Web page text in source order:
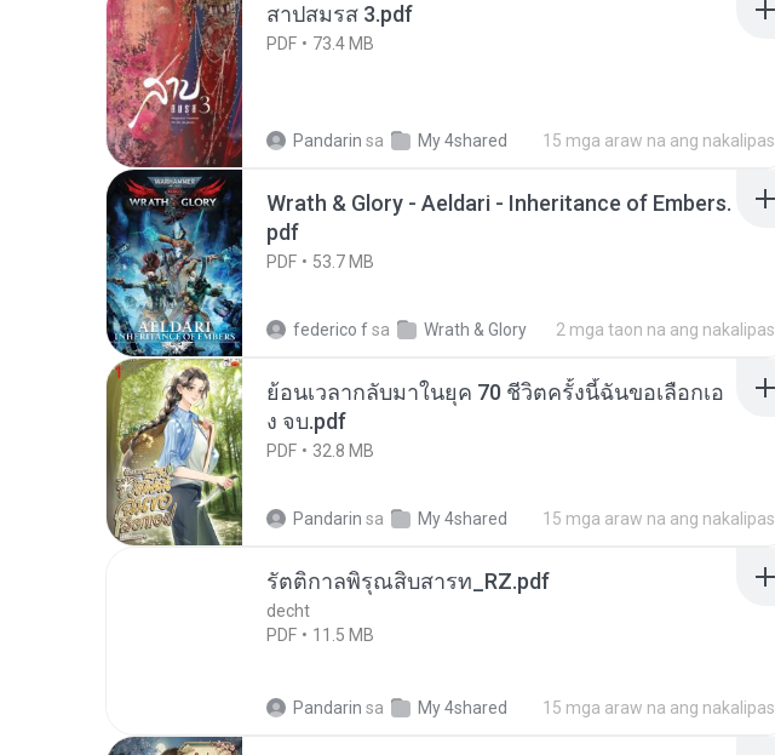
สาปสมรส 3.pdf
PDF 73.4 MB
Pandarin sa My 4shared 15 mga araw na ang nakalipas
Wrath & Glory - Aeldari - Inheritance of Embers.
pdf
PDF 53.7 MB
federico fsa Wrath & Glory 2 mga taon na ang nakalipas
ย้อนเวลากลับมาในยุค 70 ชีวิตครั้งนี้ฉันขอเลือกเอ
ง จบ.pdf
PDF 32.8 MB
Pandarin sa My 4shared 15 mga araw na ang nakalipas
รัตติกาลพิรุณสิบสารท_RZ.pdf
decht
PDF
11.5 MB
Pandarin sa My 4shared 15 mga araw na ang nakalipas